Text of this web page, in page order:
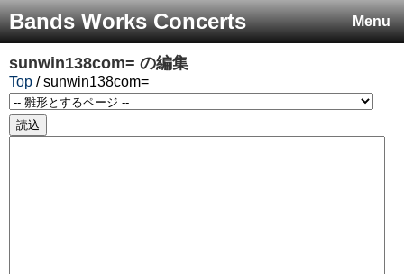
Menu
Bands Works Concerts
sunwin138com= の編集
Top / sunwin138com=